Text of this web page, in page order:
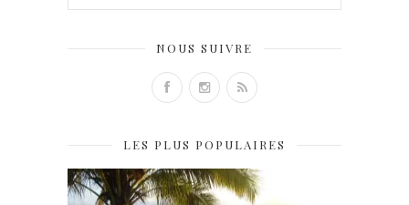
NOUS SUIVRE
LES PLUS POPULAIRES